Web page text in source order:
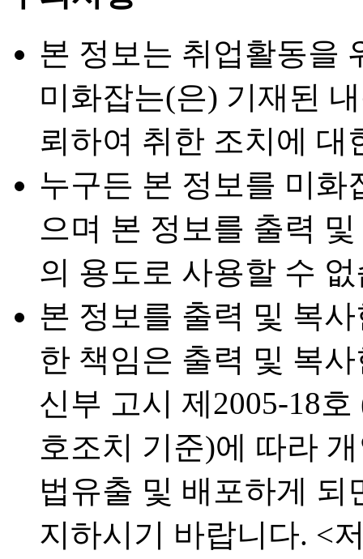
본 정보는 취업활동을
미화잡는(은) 기재된
뢰하여 취한 조치에 대
누구든 본 정보를 미화
으며 본 정보를 출력
의 용도로 사용할 수
본 정보를 출력 및 복
한 책임은 출력 및 복
신부 고시 제2005-18
호조치 기준)에 따라
법유출 및 배포하게
지하시기 바랍니다. <